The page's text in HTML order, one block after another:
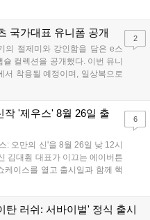
구매할 수 있습니다. 신상품이 순차적
국가대표 유니폼 공개
의 절제미와 강인함을 담은 e스
컬렉션을 공개했다. 이번 유니
서 착용될 예정이며, 일상복으로
터 골스튜디오 공식 홈페이지
니폼을 착용할 계획이다....
2
작 '제우스' 8월 26일 출
: 오만의 신'을 8월 26일 낮 12시
김대훤 대표가 이끄는 에이버튼
케이스를 열고 출시일과 함께 핵
을 공개했다. 캐릭터명 선점은
6
탄 러쉬: 서바이벌' 정식 출시